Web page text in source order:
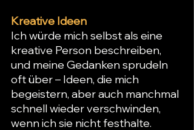
Kreative Ideen
Ich würde mich selbst als eine
kreative Person beschreiben,
und meine Gedanken sprudeln
oft über – Ideen, die mich
begeistern, aber auch manchmal
schnell wieder verschwinden,
wenn ich sie nicht festhalte.